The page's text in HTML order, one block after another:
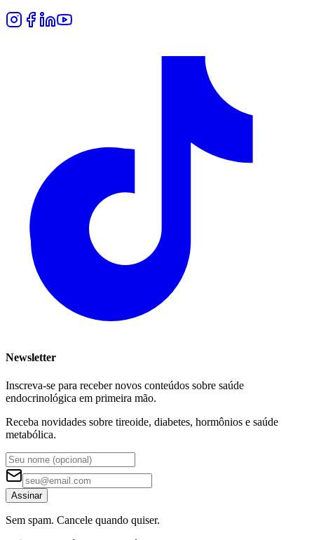
Newsletter
Inscreva-se para receber novos conteúdos sobre saúde
endocrinológica em primeira mão.
Receba novidades sobre tireoide, diabetes, hormônios e saúde
metabólica.
Assinar
Sem spam. Cancele quando quiser.